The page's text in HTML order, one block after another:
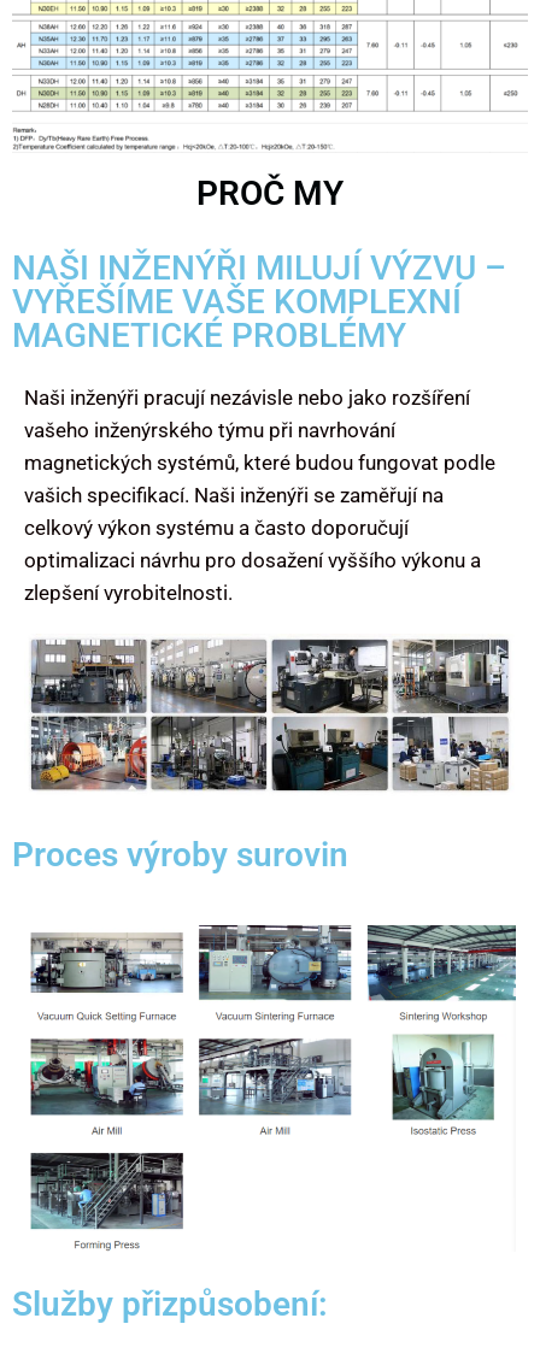
PROČ MY
NAŠI INŽENÝŘI MILUJÍ VÝZVU –
VYŘEŠÍME VAŠE KOMPLEXNÍ
MAGNETICKÉ PROBLÉMY
Naši inženýři pracují nezávisle nebo jako rozšíření
vašeho inženýrského týmu při navrhování
magnetických systémů, které budou fungovat podle
vašich specifikací. Naši inženýři se zaměřují na
celkový výkon systému a často doporučují
optimalizaci návrhu pro dosažení vyššího výkonu a
zlepšení vyrobitelnosti.
Proces výroby surovin
Služby přizpůsobení: